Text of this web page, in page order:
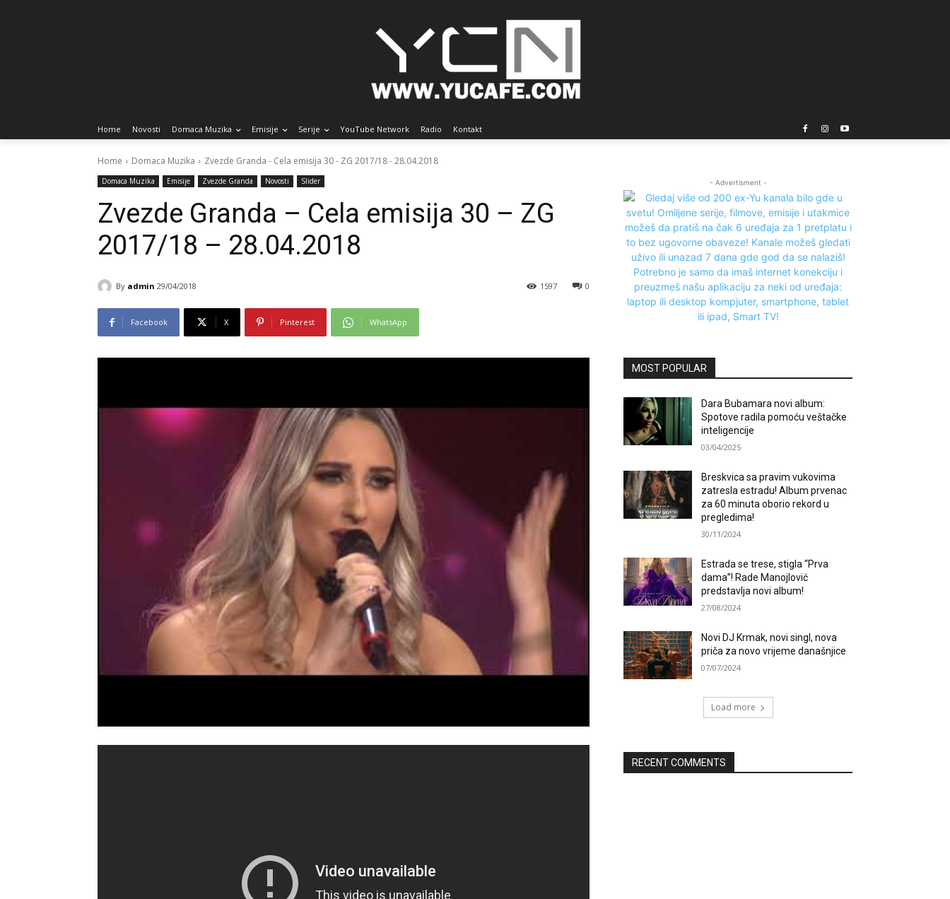
Home Novosti Domaca Muzika Emisije Serije YouTube Network Radio Kontakt
Home Domaca Muzika Zvezde Granda - Cela emisija 30 - ZG 2017/18 - 28.04.2018
Domaca Muzika Emisije Zvezde Granda Novosti Slider
Zvezde Granda – Cela emisija 30 – ZG
2017/18 – 28.04.2018
By admin 29/04/2018 0
1597
Facebook X Pinterest WhatsApp
- Advertisment -
MOST POPULAR
Dara Bubamara novi album:
Spotove radila pomoću veštačke
inteligencije
03/04/2025
Breskvica sa pravim vukovima
zatresla estradu! Album prvenac
za 60 minuta oborio rekord u
pregledima!
30/11/2024
Estrada se trese, stigla “Prva
dama”! Rade Manojlović
predstavlja novi album!
27/08/2024
Novi DJ Krmak, novi singl, nova
priča za novo vrijeme današnjice
07/07/2024
Load more
RECENT COMMENTS